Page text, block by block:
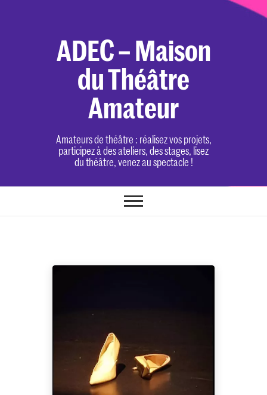
ADEC – Maison
du Théâtre
Amateur
Amateurs de théâtre : réalisez vos projets,
participez à des ateliers, des stages, lisez
du théâtre, venez au spectacle !